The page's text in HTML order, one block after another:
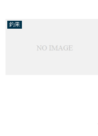
釣果